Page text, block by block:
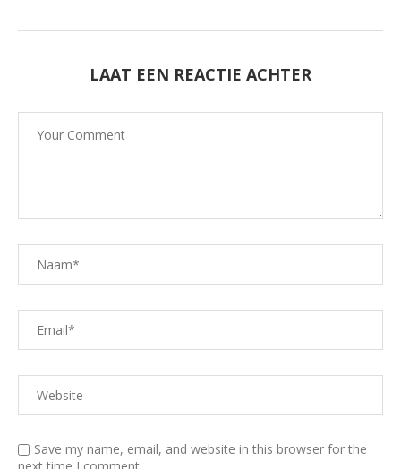
LAAT EEN REACTIE ACHTER
Save my name, email, and website in this browser for the